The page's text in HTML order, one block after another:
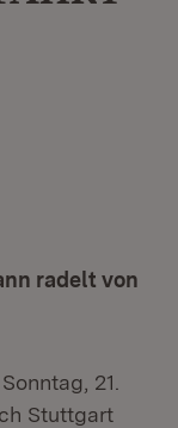
radelt von
21.
Stuttgart